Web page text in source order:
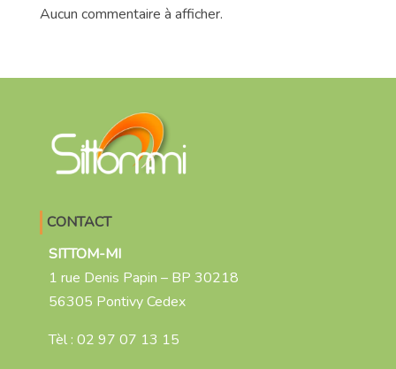
Aucun commentaire à afficher.
CONTACT
SITTOM-MI
1 rue Denis Papin – BP 30218
56305 Pontivy Cedex
Tèl : 02 97 07 13 15